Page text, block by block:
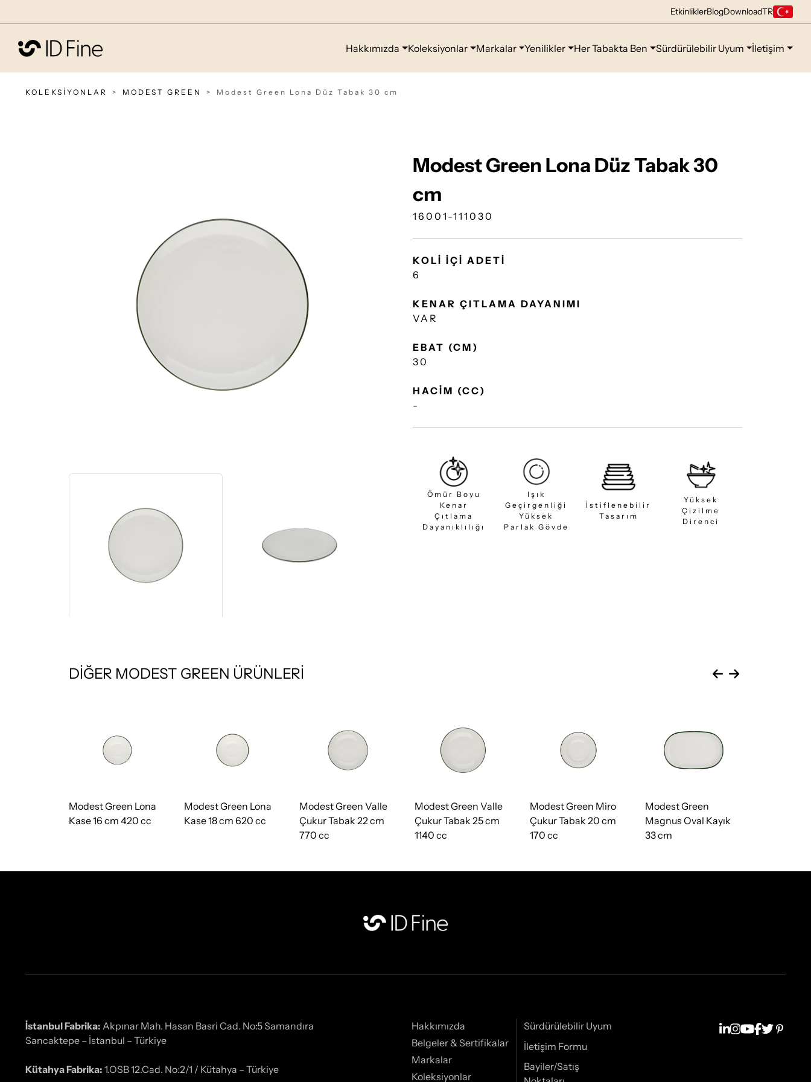
EtkinliklerBlogDownloadTR
Hakkımızda Koleksiyonlar Markalar Yenilikler Her Tabakta Ben Sürdürülebilir Uyum İletişim
KOLEKSİYONLAR MODEST GREEN Modest Green Lona Düz Tabak 30 cm
Modest Green Lona Düz Tabak 30
cm
16001-111030
KOLİ İÇİ ADETİ
6
KENAR ÇITLAMA DAYANIMI
VAR
EBAT (CM)
30
HACİM (CC)
-
Ömür Boyu
Kenar
Çıtlama
Dayanıklılığı
Işık
Geçirgenliği
Yüksek
Parlak Gövde
İstiflenebilir
Tasarım
Yüksek
Çizilme
Direnci
DİĞER MODEST GREEN ÜRÜNLERİ
Modest Green Lona
Kase 16 cm 420 cc
Modest Green Lona
Kase 18 cm 620 cc
Modest Green Valle
Çukur Tabak 22 cm
770 cc
Modest Green Valle
Çukur Tabak 25 cm
1140 cc
Modest Green Miro
Çukur Tabak 20 cm
170 cc
Modest Green
Magnus Oval Kayık
33 cm
İstanbul Fabrika: Akpınar Mah. Hasan Basri Cad. No:5 Samandıra
Sancaktepe – İstanbul – Türkiye
Kütahya Fabrika: 1.OSB 12.Cad. No:2/1 / Kütahya – Türkiye
Hakkımızda
Belgeler & Sertifikalar
Markalar
Koleksiyonlar
Sürdürülebilir Uyum
İletişim Formu
Bayiler/Satış